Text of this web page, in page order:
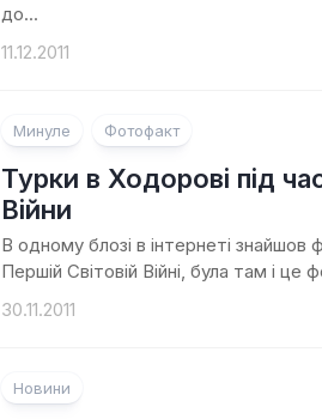
до...
11.12.2011
Минуле Фотофакт
Турки в Ходорові під
Війни
В одному блозі в інтернеті знайшов
Першій Світовій Війні, була там і це
30.11.2011
Новини